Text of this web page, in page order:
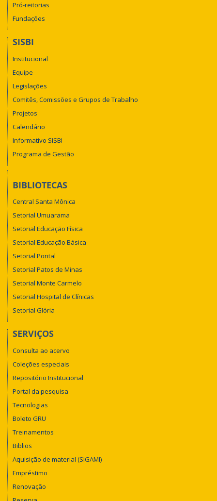
Pró-reitorias
Fundações
SISBI
Institucional
Equipe
Legislações
Comitês, Comissões e Grupos de Trabalho
Projetos
Calendário
Informativo SISBI
Programa de Gestão
BIBLIOTECAS
Central Santa Mônica
Setorial Umuarama
Setorial Educação Física
Setorial Educação Básica
Setorial Pontal
Setorial Patos de Minas
Setorial Monte Carmelo
Setorial Hospital de Clínicas
Setorial Glória
SERVIÇOS
Consulta ao acervo
Coleções especiais
Repositório Institucional
Portal da pesquisa
Tecnologias
Boleto GRU
Treinamentos
Biblios
Aquisição de material (SIGAMI)
Empréstimo
Renovação